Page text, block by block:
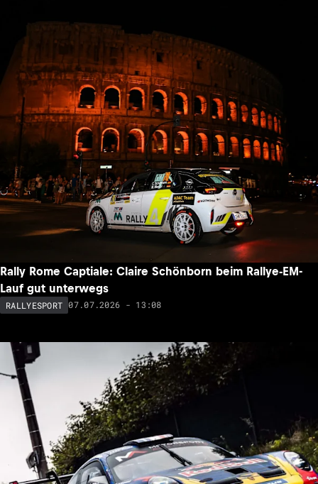
Rally Rome Captiale: Claire Schönborn beim Rallye-EM-
Lauf gut unterwegs
RALLYESPORT 07.07.2026 - 13:08